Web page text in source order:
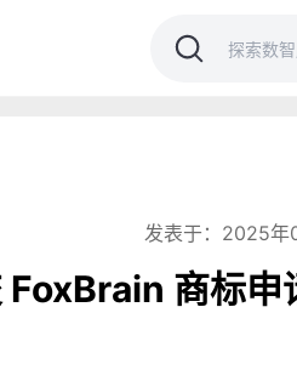
发表于：2025年
FoxBrain 商标